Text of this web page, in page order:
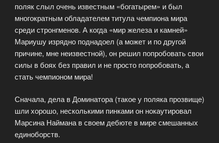
поляк слыл очень известным «богатырем» и был
многократным обладателем титула чемпиона мира
среди стронгменов. А когда «мир железа и камней»
Мариушу изрядно поднадоел (а может и по другой
причине, мне неизвестной), он решил попробовать свои
силы в боях без правил и не просто попробовать, а
стать чемпионом мира!
Сначала, дела в Доминатора (такое у поляка прозвище)
шли хорошо, несколькими пинками он нокаутировал
Марсина Наймана в своем дебюте в мире смешанных
единоборств.